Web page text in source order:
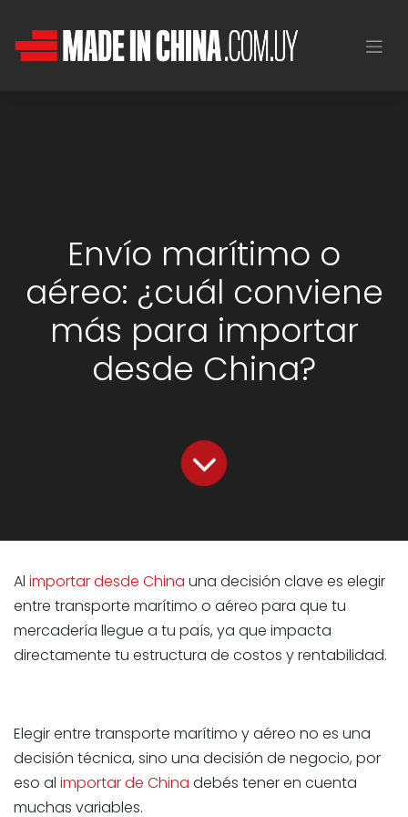
Envío marítimo o
aéreo: ¿cuál conviene
más para importar
desde China?
Al importar desde China una decisión clave es elegir
entre transporte marítimo o aéreo para que tu
mercadería llegue a tu país, ya que impacta
directamente tu estructura de costos y rentabilidad.
Elegir entre transporte marítimo y aéreo no es una
decisión técnica, sino una decisión de negocio, por
eso al importar de China debés tener en cuenta
muchas variables.